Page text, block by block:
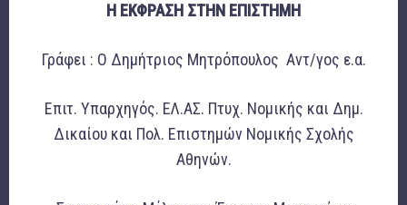
Η ΕΚΦΡΑΣΗ ΣΤΗΝ ΕΠΙΣΤΗΜΗ
Γράφει : Ο Δημήτριος Μητρόπουλος Αντ/γος ε.α.
Επιτ. Υπαρχηγός. ΕΛ.ΑΣ. Πτυχ. Νομικής και Δημ.
Δικαίου και Πολ. Επιστημών Νομικής Σχολής
Αθηνών.